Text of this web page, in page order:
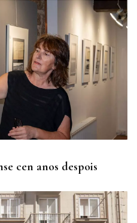
cen anos despois